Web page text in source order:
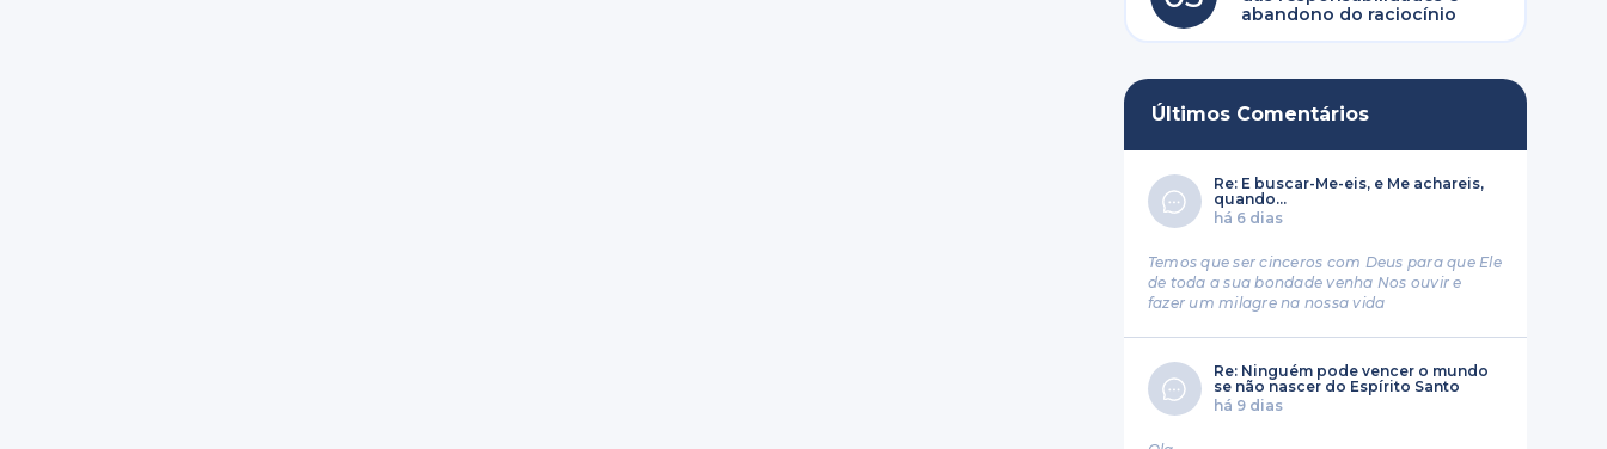
abandono do raciocínio
Últimos Comentários
Re: E buscar-Me-eis, e Me achareis,
quando...
há 6 dias
Temos que ser cinceros com Deus para que Ele
de toda a sua bondade venha Nos ouvir e
fazer um milagre na nossa vida
Re: Ninguém pode vencer o mundo
se não nascer do Espírito Santo
há 9 dias